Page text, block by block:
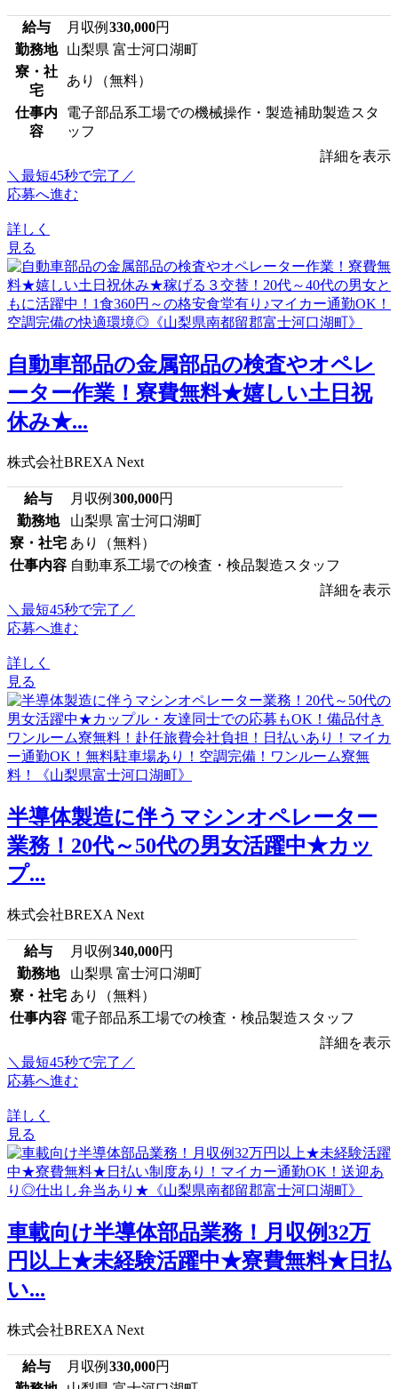
給与 月収例 330,000円
勤務地
山梨県 富士河口湖町
寮・社
宅
あり（無料）
仕事内
容
電子部品系工場での機械操作・製造補助製造スタ
ッフ
詳細を表示
＼最短45秒で完了／
応募へ進む
詳しく
見る
自動車部品の金属部品の検査やオペレ
ーター作業！寮費無料★嬉しい土日祝
休み★...
株式会社BREXA Next
給与 月収例 300,000円
勤務地
山梨県 富士河口湖町
寮・社宅 あり（無料）
仕事内容 自動車系工場での検査・検品製造スタッフ
詳細を表示
＼最短45秒で完了／
応募へ進む
詳しく
見る
半導体製造に伴うマシンオペレーター
業務！20代～50代の男女活躍中★カッ
プ...
株式会社BREXA Next
給与 月収例 340,000円
勤務地
山梨県 富士河口湖町
寮・社宅 あり（無料）
仕事内容 電子部品系工場での検査・検品製造スタッフ
詳細を表示
＼最短45秒で完了／
応募へ進む
詳しく
見る
車載向け半導体部品業務！月収例32万
円以上★未経験活躍中★寮費無料★日払
い...
株式会社BREXA Next
給与 月収例 330,000円